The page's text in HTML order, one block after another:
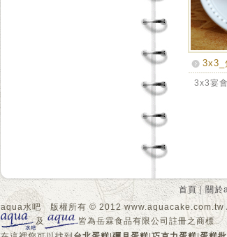
3x3_
3x3宴
首頁|關於
aqua水吧 版權所有 © 2012
及
皆為岳霖食品有限公司註冊之商標